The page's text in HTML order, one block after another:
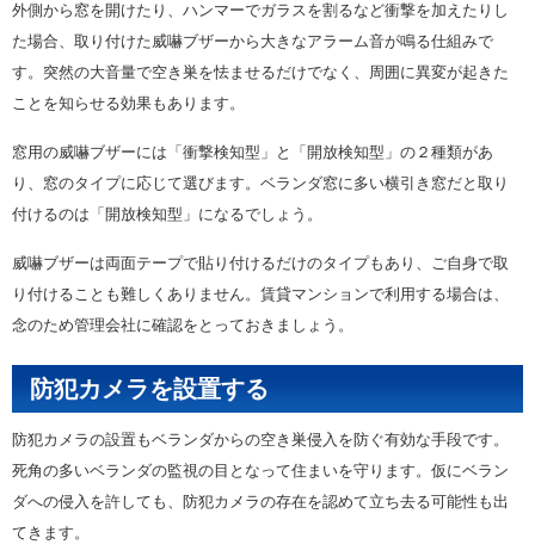
外側から窓を開けたり、ハンマーでガラスを割るなど衝撃を加えたりし
た場合、取り付けた威嚇ブザーから大きなアラーム音が鳴る仕組みで
す。突然の大音量で空き巣を怯ませるだけでなく、周囲に異変が起きた
ことを知らせる効果もあります。
窓用の威嚇ブザーには「衝撃検知型」と「開放検知型」の２種類があ
り、窓のタイプに応じて選びます。ベランダ窓に多い横引き窓だと取り
付けるのは「開放検知型」になるでしょう。
威嚇ブザーは両面テープで貼り付けるだけのタイプもあり、ご自身で取
り付けることも難しくありません。賃貸マンションで利用する場合は、
念のため管理会社に確認をとっておきましょう。
防犯カメラを設置する
防犯カメラの設置もベランダからの空き巣侵入を防ぐ有効な手段です。
死角の多いベランダの監視の目となって住まいを守ります。仮にベラン
ダへの侵入を許しても、防犯カメラの存在を認めて立ち去る可能性も出
てきます。